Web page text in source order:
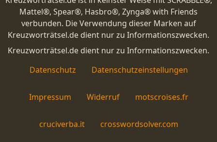
Mattel®, Spear®, Hasbro®, Zynga® with Friends
verbunden. Die Verwendung dieser Marken auf
Kreuzworträtsel.de dient nur zu Informationszwecken.
Kreuzworträtsel.de dient nur zu Informationszwecken.
Datenschutz
Datenschutzeinstellungen
Impressum Widerruf motscroises.fr
cruciverba.it crosswordsolver.com